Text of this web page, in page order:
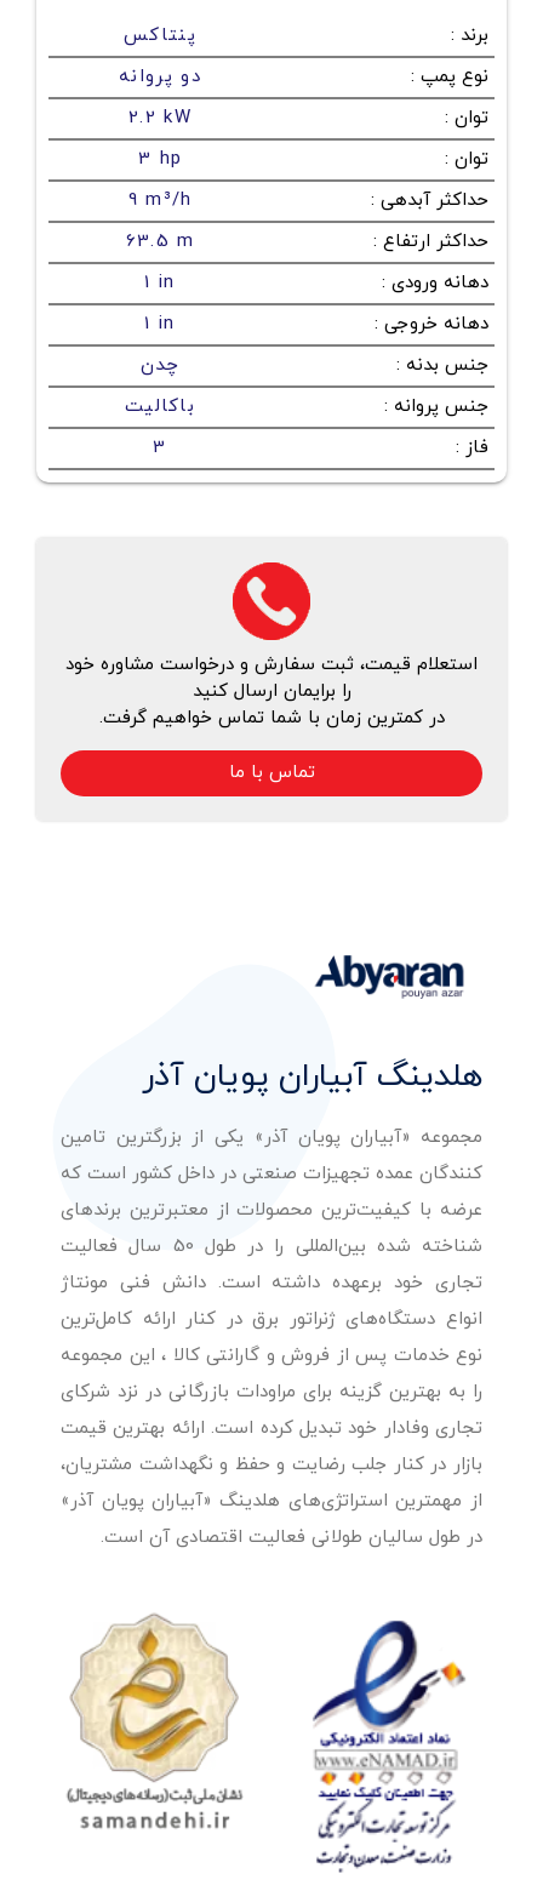
برند :
پنتاکس
نوع پمپ :
دو پروانه
توان :
2.2 kW
توان :
3 hp
حداکثر آبدهی :
9 m³/h
حداکثر ارتفاع :
63.5 m
دهانه ورودی :
1 in
دهانه خروجی :
1 in
جنس بدنه :
چدن
جنس پروانه :
باکالیت
فاز :
3
استعلام قیمت، ثبت سفارش و درخواست مشاوره خود
را برایمان ارسال کنید
در کمترین زمان با شما تماس خواهیم گرفت.
تماس با ما
هلدینگ آبیاران پویان آذر
مجموعه «آبیاران پویان آذر» یکی از بزرگترین تامین
کنندگان عمده تجهیزات صنعتی در داخل کشور است که
عرضه با کیفیت‌ترین محصولات از معتبرترین برندهای
شناخته شده بین‌المللی را در طول 50 سال فعالیت
تجاری خود برعهده داشته است. دانش فنی مونتاژ
انواع دستگاه‌های ژنراتور برق در کنار ارائه کامل‌ترین
نوع خدمات پس از فروش و گارانتی کالا ، این مجموعه
را به بهترین گزینه برای مراودات بازرگانی در نزد شرکای
تجاری وفادار خود تبدیل کرده است. ارائه بهترین قیمت
بازار در کنار جلب رضایت و حفظ و نگهداشت مشتریان،
از مهمترین استراتژی‌های هلدینگ «آبیاران پویان آذر»
در طول سالیان طولانی فعالیت اقتصادی آن است.